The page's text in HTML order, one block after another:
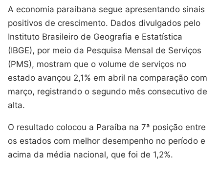
A economia paraibana segue apresentando sinais
positivos de crescimento. Dados divulgados pelo
Instituto Brasileiro de Geografia e Estatística
(IBGE), por meio da Pesquisa Mensal de Serviços
(PMS), mostram que o volume de serviços no
estado avançou 2,1% em abril na comparação com
março, registrando o segundo mês consecutivo de
alta.
O resultado colocou a Paraíba na 7ª posição entre
os estados com melhor desempenho no período e
acima da média nacional, que foi de 1,2%.